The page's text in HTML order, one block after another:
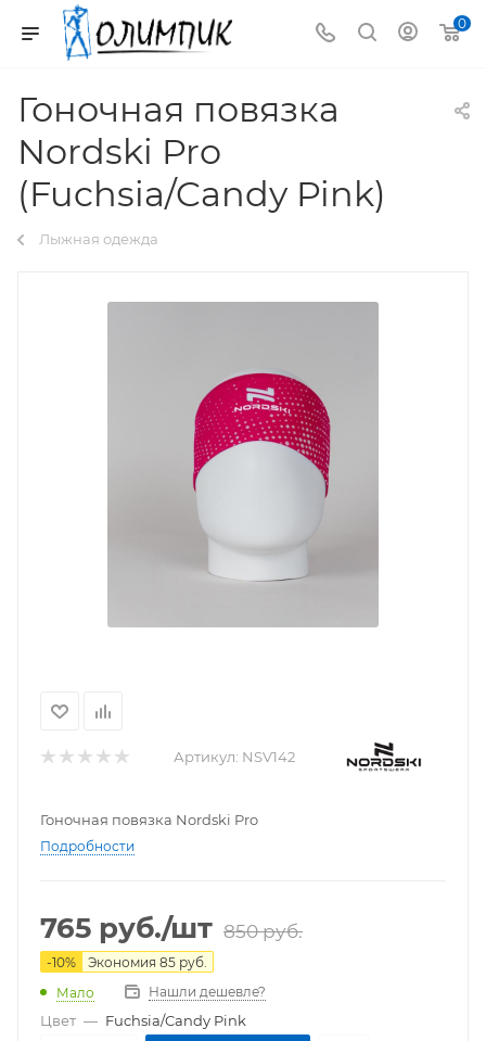
0
Гоночная повязка
Nordski Pro
(Fuchsia/Candy Pink)
Лыжная одежда
Артикул: NSV142
Гоночная повязка Nordski Pro
Подробности
765 руб./шт 850руб.
-10% Экономия 85 руб.
Мало
Нашли дешевле?
Цвет — Fuchsia/Candy Pink